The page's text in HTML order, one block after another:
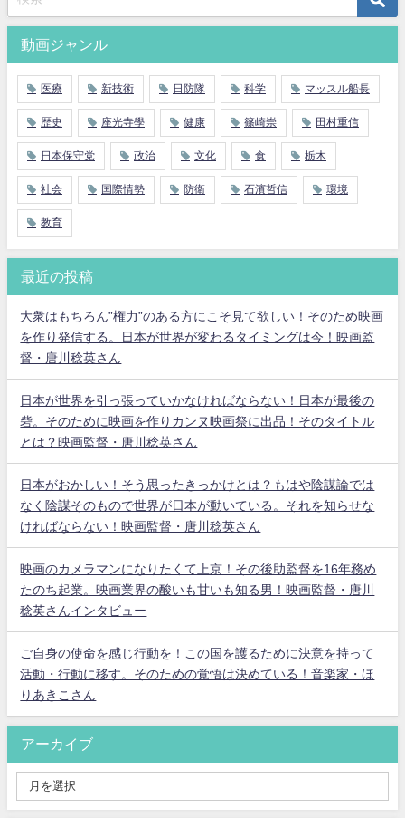
動画ジャンル
医療 新技術 日防隊 科学 マッスル船長
歴史 座光寺學 健康 篠崎崇 田村重信
日本保守党 政治 文化 食 栃木
社会 国際情勢 防衛 石濱哲信 環境
教育
最近の投稿
大衆はもちろん”権力”のある方にこそ見て欲しい！そのため映画
を作り発信する。日本が世界が変わるタイミングは今！映画監
督・唐川稔英さん
日本が世界を引っ張っていかなければならない！日本が最後の
砦。そのために映画を作りカンヌ映画祭に出品！そのタイトル
とは？映画監督・唐川稔英さん
日本がおかしい！そう思ったきっかけとは？もはや陰謀論では
なく陰謀そのもので世界が日本が動いている。それを知らせな
ければならない！映画監督・唐川稔英さん
映画のカメラマンになりたくて上京！その後助監督を16年務め
たのち起業。映画業界の酸いも甘いも知る男！映画監督・唐川
稔英さんインタビュー
ご自身の使命を感じ行動を！この国を護るために決意を持って
活動・行動に移す。そのための覚悟は決めている！音楽家・ほ
りあきこさん
アーカイブ